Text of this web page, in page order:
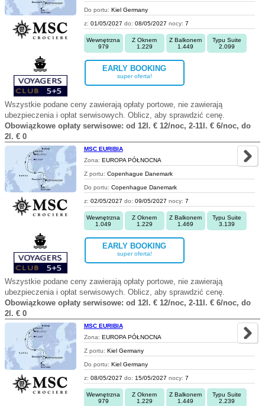
Do portu: Kiel Germany
z: 01/05/2027 do: 08/05/2027 nocy: 7
Wewnętrzna
979
Z Oknem
1.229
Z Balkonem
1.449
Typu Suite
2.099
EARLY BOOKING
super oferta!
Wszystkie podane ceny zawierają opłaty portowe, nie zawierają
ubezpieczenia i opłat serwisowych. Oblicz, aby sprawdzić cenę.
Obowiązkowe opłaty serwisowe: od 12l. € 12/noc, 2-11l. € 6/noc, do
2l. € 0
MSC EURIBIA
Zona: EUROPA PÓŁNOCNA
Z portu: Copenhague Danemark
Do portu: Copenhague Danemark
z: 02/05/2027 do: 09/05/2027 nocy: 7
Wewnętrzna
1.049
Z Oknem
1.229
Z Balkonem
1.469
Typu Suite
3.139
EARLY BOOKING
super oferta!
Wszystkie podane ceny zawierają opłaty portowe, nie zawierają
ubezpieczenia i opłat serwisowych. Oblicz, aby sprawdzić cenę.
Obowiązkowe opłaty serwisowe: od 12l. € 12/noc, 2-11l. € 6/noc, do
2l. € 0
MSC EURIBIA
Zona: EUROPA PÓŁNOCNA
Z portu: Kiel Germany
Do portu: Kiel Germany
z: 08/05/2027 do: 15/05/2027 nocy: 7
Wewnętrzna
979
Z Oknem
1.229
Z Balkonem
1.449
Typu Suite
2.239